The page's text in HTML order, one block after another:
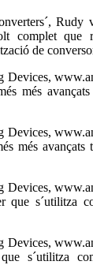
Rudy
complet que
de
Devices,
més
Devices,
més avançats
Devices,
que s´utilitza
Devices,
s´utilitza